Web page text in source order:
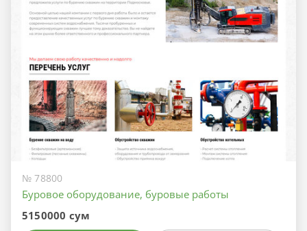
№ 78800
Буровое оборудование, буровые работы
5150000 сум